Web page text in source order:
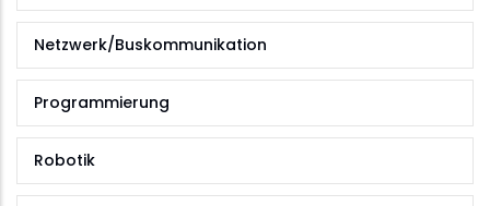
Netzwerk/Buskommunikation
Programmierung
Robotik